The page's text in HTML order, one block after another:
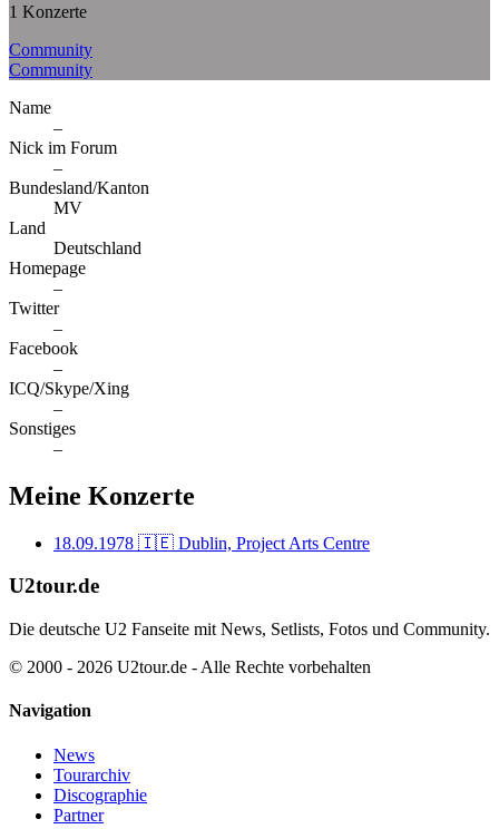
1 Konzerte
Community
Community
Name
–
Nick im Forum
–
Bundesland/Kanton
MV
Land
Deutschland
Homepage
–
Twitter
–
Facebook
–
ICQ/Skype/Xing
–
Sonstiges
–
Meine Konzerte
18.09.1978 🇮🇪 Dublin, Project Arts Centre
U2tour.de
Die deutsche U2 Fanseite mit News, Setlists, Fotos und Community.
© 2000 - 2026 U2tour.de - Alle Rechte vorbehalten
Navigation
News
Tourarchiv
Discographie
Partner